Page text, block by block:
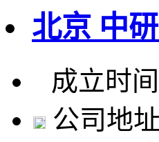
北京 中
成立时
公司地